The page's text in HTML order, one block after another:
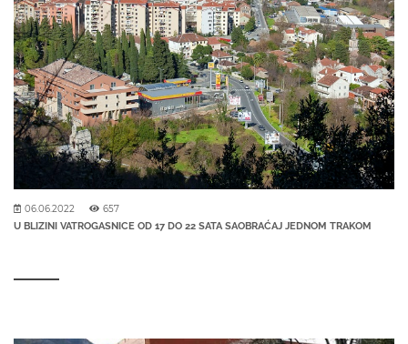
06.06.2022 657
U BLIZINI VATROGASNICE OD 17 DO 22 SATA SAOBRAĆAJ JEDNOM TRAKOM